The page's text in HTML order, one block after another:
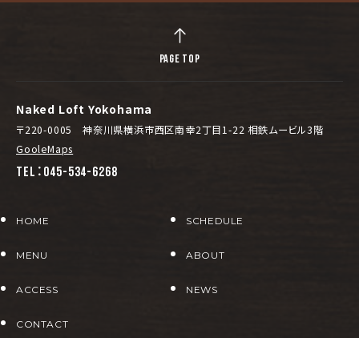
Naked Loft Yokohama
〒220-0005 神奈川県横浜市西区南幸2丁目1-22 相鉄ムービル3階
GooleMaps
TEL：045-534-6268
HOME SCHEDULE
MENU ABOUT
ACCESS NEWS
CONTACT
PAGE TOP